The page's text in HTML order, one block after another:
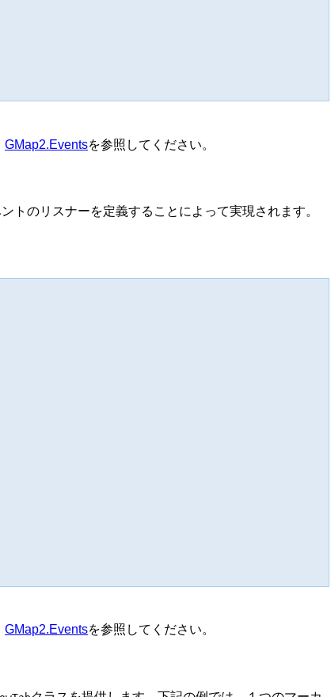
GMap2.Eventsを参照してください。
トのリスナーを定義することによって実現されます。
GMap2.Eventsを参照してください。